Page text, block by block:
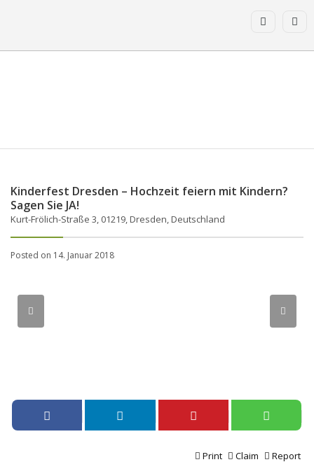
Kinderfest Dresden – Hochzeit feiern mit Kindern?
Sagen Sie JA!
Kurt-Frölich-Straße 3, 01219, Dresden, Deutschland
Posted on 14. Januar 2018
Report
Claim
Print